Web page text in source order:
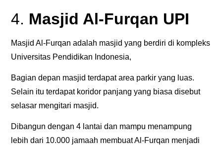
4. Masjid Al-Furqan UPI
Masjid Al-Furqan adalah masjid yang berdiri di kompleks
Universitas Pendidikan Indonesia,
Bagian depan masjid terdapat area parkir yang luas.
Selain itu terdapat koridor panjang yang biasa disebut
selasar mengitari masjid.
Dibangun dengan 4 lantai dan mampu menampung
lebih dari 10.000 jamaah membuat Al-Furqan menjadi